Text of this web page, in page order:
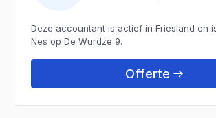
Deze accountant is actief in Friesland en
Nes op De Wurdze 9.
Offerte